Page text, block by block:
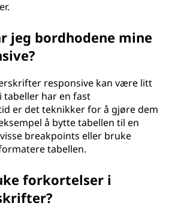
jeg bordhodene mine
responsive kan være litt
tabeller har en fast
er det teknikker for å gjøre dem
å bytte tabellen til en
breakpoints eller bruke
tabellen.
forkortelser i